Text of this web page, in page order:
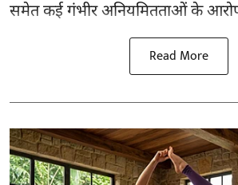
समेत कई गंभीर अनियमितताओं के
Read More